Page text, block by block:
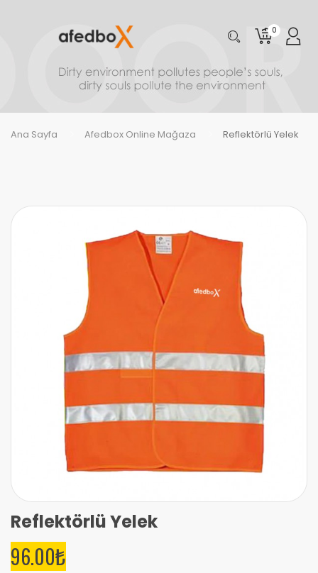
0
Ana Sayfa Afedbox Online Mağaza Reflektörlü Yelek
Reflektörlü Yelek
96.00₺